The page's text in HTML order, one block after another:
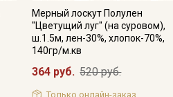
Мерный лоскут Полулен
"Цветущий луг" (на суровом),
ш.1.5м, лен-30%, хлопок-70%,
140гр/м.кв
364 руб. 520 руб.
Только онлайн-заказ